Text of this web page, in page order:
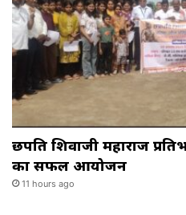
छत्रपति शिवाजी महाराज
का सफल आयोजन
11 hours ago